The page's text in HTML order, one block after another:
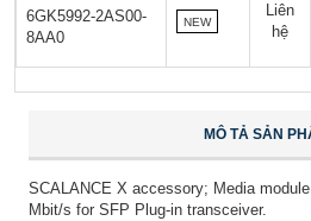
6GK5992-2AS00-
8AA0
NEW
Liên
hệ
MÔ TẢ SẢN
SCALANCE X accessory; Media
Mbit/s for SFP Plug-in transceiver.